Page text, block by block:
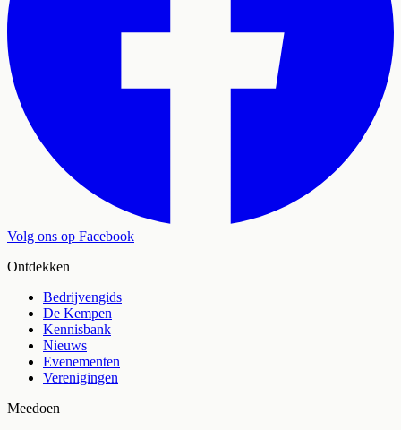
Volg ons op Facebook
Ontdekken
Bedrijvengids
De Kempen
Kennisbank
Nieuws
Evenementen
Verenigingen
Meedoen